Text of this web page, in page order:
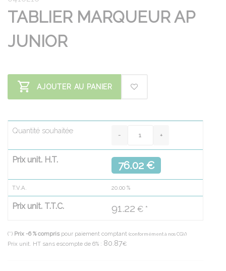
TABLIER MARQUEUR AP
JUNIOR
AJOUTER AU PANIER
Quantité souhaitée
Prix unit. H.T. 76.02 €
T.V.A. 20.00 %
Prix unit. T.T.C. 91.22 € *
(*) Prix -6 % compris pour paiement comptant (conformément à nos CGV)
Prix unit. HT sans escompte de 6% : 80.87€